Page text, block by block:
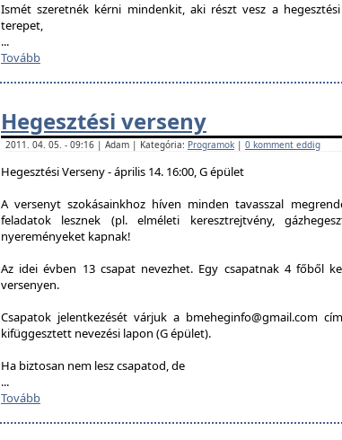
Ismét szeretnék kérni mindenkit, aki részt vesz a
terepet,
...
Tovább
Hegesztési verseny
2011. 04. 05. - 09:16 | Adam | Kategória: Programok | 0 komment eddig
Hegesztési Verseny - április 14. 16:00, G épület
A versenyt szokásainkhoz híven minden tavasszal
feladatok lesznek (pl. elméleti keresztrejtvény,
nyereményeket kapnak!
Az idei évben 13 csapat nevezhet. Egy csapatnak 4 főből
versenyen.
Csapatok jelentkezését várjuk a bmeheginfo@gmail.com
kifüggesztett nevezési lapon (G épület).
Ha biztosan nem lesz csapatod, de
...
Tovább